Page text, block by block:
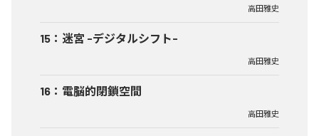
高田雅史
15 ： 迷宮 -デジタルシフト-
高田雅史
16 ： 電脳的閉鎖空間
高田雅史